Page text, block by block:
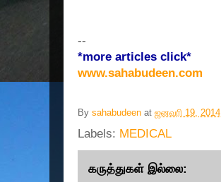
--
*more articles click*
www.sahabudeen.com
By sahabudeen at ஜனவரி 19, 2014
Labels: MEDICAL
கருத்துகள் இல்லை: